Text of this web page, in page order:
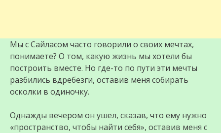
Мы с Сайласом часто говорили о своих мечтах,
понимаете? О том, какую жизнь мы хотели бы
построить вместе. Но где-то по пути эти мечты
разбились вдребезги, оставив меня собирать
осколки в одиночку.
Однажды вечером он ушел, сказав, что ему нужно
«пространство, чтобы найти себя», оставив меня с